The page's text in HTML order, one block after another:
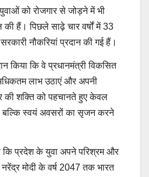
को रोजगार से जोड़ने में भी
की हैं। पिछले साढ़े चार वर्षों में 33
नौकरियां प्रदान की गई हैं।
किया कि वे प्रधानमंत्री विकसित
लाभ उठाएं और अपनी
की शक्ति को पहचानते हुए केवल
बल्कि स्वयं अवसरों का सृजन करने
कि प्रदेश के युवा अपने परिश्रम और
मोदी के वर्ष 2047 तक भारत